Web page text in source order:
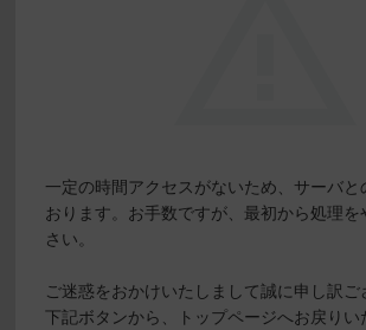
一定の時間アクセスがないため、サーバと
おります。お手数ですが、最初から処理
さい。
ご迷惑をおかけいたしまして誠に申し訳ご
下記ボタンから、トップページへお戻りい